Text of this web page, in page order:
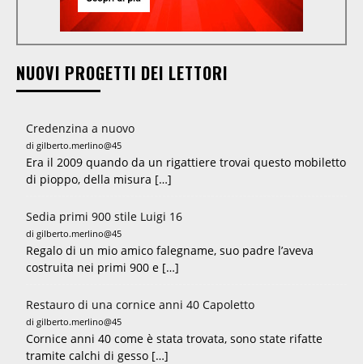
NUOVI PROGETTI DEI LETTORI
Credenzina a nuovo
di gilberto.merlino@45
Era il 2009 quando da un rigattiere trovai questo mobiletto
di pioppo, della misura […]
Sedia primi 900 stile Luigi 16
di gilberto.merlino@45
Regalo di un mio amico falegname, suo padre l’aveva
costruita nei primi 900 e […]
Restauro di una cornice anni 40 Capoletto
di gilberto.merlino@45
Cornice anni 40 come è stata trovata, sono state rifatte
tramite calchi di gesso […]